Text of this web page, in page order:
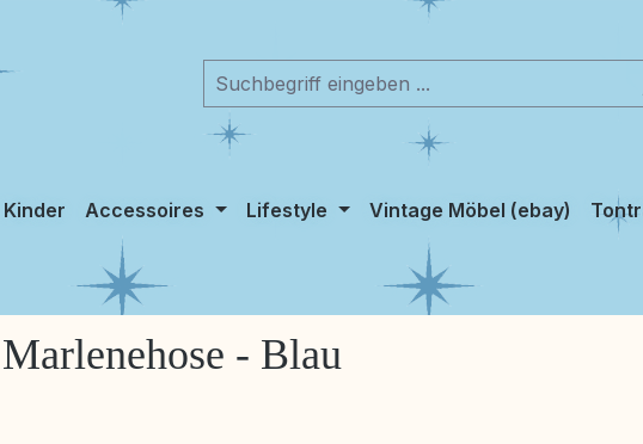
Kinder Accessoires Lifestyle Vintage Möbel (ebay)
- Blau